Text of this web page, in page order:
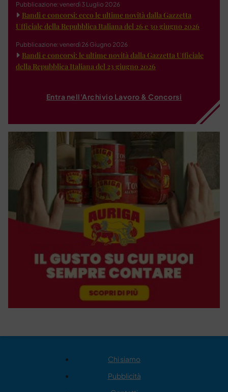
Pubblicazione: venerdì 3 Luglio 2026
Bandi e concorsi: ecco le ultime novità dalla Gazzetta
Ufficiale della Repubblica Italiana del 26 e 30 giugno 2026
Pubblicazione: venerdì 26 Giugno 2026
Bandi e concorsi: le ultime novità dalla Gazzetta Ufficiale
della Repubblica Italiana del 23 giugno 2026
Entra nell'Archivio Lavoro & Concorsi
Chi siamo
Pubblicità